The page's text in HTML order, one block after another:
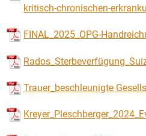
kritisch-chronischen-
FINAL_2025_OPG-
Trauer_beschleunigte